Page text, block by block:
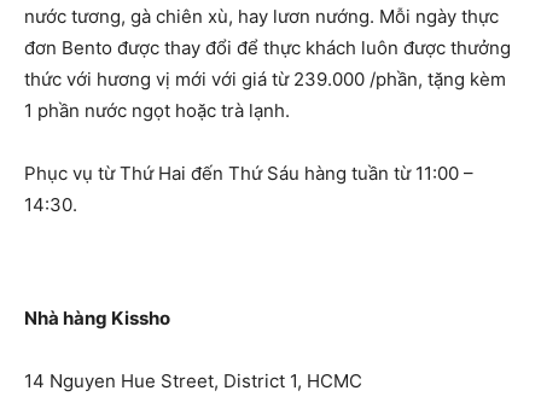
nước tương, gà chiên xù, hay lươn nướng. Mỗi ngày thực
đơn Bento được thay đổi để thực khách luôn được thưởng
thức với hương vị mới với giá từ 239.000 /phần, tặng kèm
1 phần nước ngọt hoặc trà lạnh.
Phục vụ từ Thứ Hai đến Thứ Sáu hàng tuần từ 11:00 –
14:30.
Nhà hàng Kissho
14 Nguyen Hue Street, District 1, HCMC